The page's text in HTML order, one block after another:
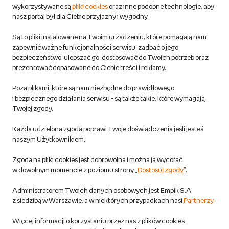
Reklamacje
Regulamin empik.com
Pozostałe Regulaminy Empiku
Polityka prywatności empik.com
produktów niebezpiecznych
Dostosuj zgody
Polityka prywatności empik
Do 100 zł na pierwsze zakupy w aplikacji. Pobierz i
korzystaj z kodów zniżkowych.Dowiedz się więcej
wykorzystywane sąpliki cookiesoraz inne podobne technologie, aby
nasz portal był dla Ciebie przyjazny i wygodny.
Są to pliki instalowane na Twoim urządzeniu, które pomagają nam
zapewnić ważne funkcjonalności serwisu, zadbać o jego
bezpieczeństwo, ulepszać go, dostosować do Twoich potrzeb oraz
prezentować dopasowane do Ciebie treści i reklamy.
Poza plikami, które są nam niezbędne do prawidłowego
i bezpiecznego działania serwisu - są także takie, które wymagają
Twojej zgody.
Każda udzielona zgoda poprawi Twoje doświadczenia jeśli jesteś
naszym Użytkownikiem.
Zgoda na pliki cookies jest dobrowolna i można ją wycofać
w dowolnym momencie z poziomu strony „ Dostosuj zgody”.
Administratorem Twoich danych osobowych jest Empik S.A.
z siedzibą w Warszawie, a w niektórych przypadkach nasi Partnerzy.
Więcej informacji o korzystaniu przez nas z plików cookies